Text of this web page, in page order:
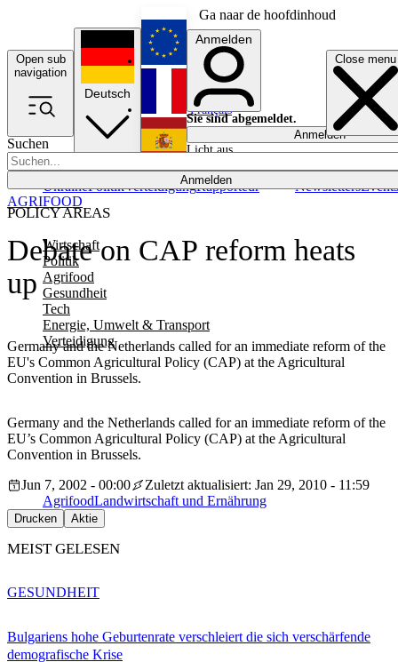
Ga naar de hoofdinhoud
Open sub
navigation
Close menu
Suchen
Anmelden
POLICY AREAS
Wirtschaft
Politik
Agrifood
Gesundheit
Tech
Energie, Umwelt & Transport
Verteidigung
UkrainePolitikVerteidigungRapporteur NewslettersEvents
Deutsch
English
Français
Anmelden
Sie sind abgemeldet.
Anmelden
Licht aus
Debate on CAP reform heats
up
Germany and the Netherlands called for an immediate reform of the
EU's Common Agricultural Policy (CAP) at the Agricultural
Convention in Brussels.
AGRIFOOD
Germany and the Netherlands called for an immediate reform of the
EU’s Common Agricultural Policy (CAP) at the Agricultural
Convention in Brussels.
Jun 7, 2002 - 00:00
Zuletzt aktualisiert: Jan 29, 2010 - 11:59
AgrifoodLandwirtschaft und Ernährung
Drucken Aktie
MEIST GELESEN
Bulgariens hohe Geburtenrate verschleiert die sich verschärfende
demografische Krise
GESUNDHEIT